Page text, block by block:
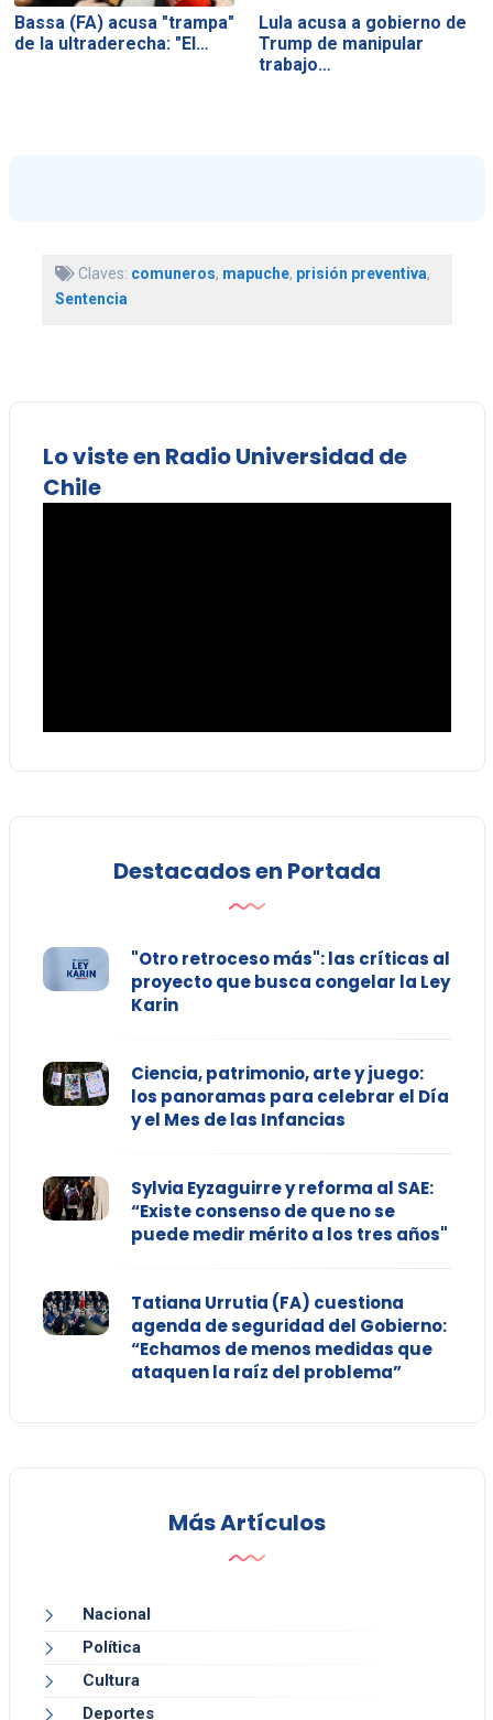
Bassa (FA) acusa "trampa"
de la ultraderecha: "El…
Lula acusa a gobierno de
Trump de manipular
trabajo…
Claves: comuneros, mapuche, prisión preventiva,
Sentencia
Lo viste en Radio Universidad de
Chile
Destacados en Portada
"Otro retroceso más": las críticas al
proyecto que busca congelar la Ley
Karin
Ciencia, patrimonio, arte y juego:
los panoramas para celebrar el Día
y el Mes de las Infancias
Sylvia Eyzaguirre y reforma al SAE:
“Existe consenso de que no se
puede medir mérito a los tres años"
Tatiana Urrutia (FA) cuestiona
agenda de seguridad del Gobierno:
“Echamos de menos medidas que
ataquen la raíz del problema”
Más Artículos
Nacional
Política
Cultura
Deportes